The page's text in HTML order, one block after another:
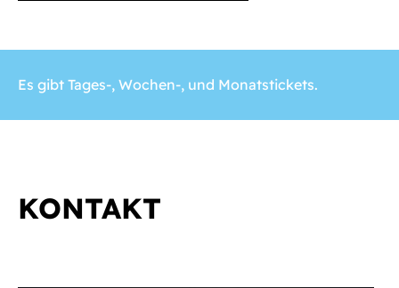
Es gibt Tages-, Wochen-, und Monatstickets.
KONTAKT